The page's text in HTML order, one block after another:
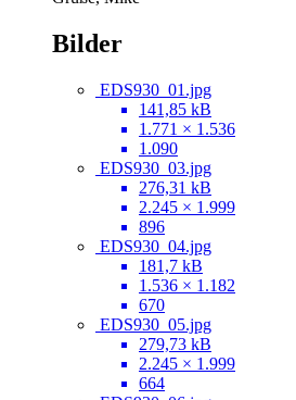
Bilder
EDS930_01.jpg
141,85 kB
1.771 × 1.536
1.090
EDS930_03.jpg
276,31 kB
2.245 × 1.999
896
EDS930_04.jpg
181,7 kB
1.536 × 1.182
670
EDS930_05.jpg
279,73 kB
2.245 × 1.999
664